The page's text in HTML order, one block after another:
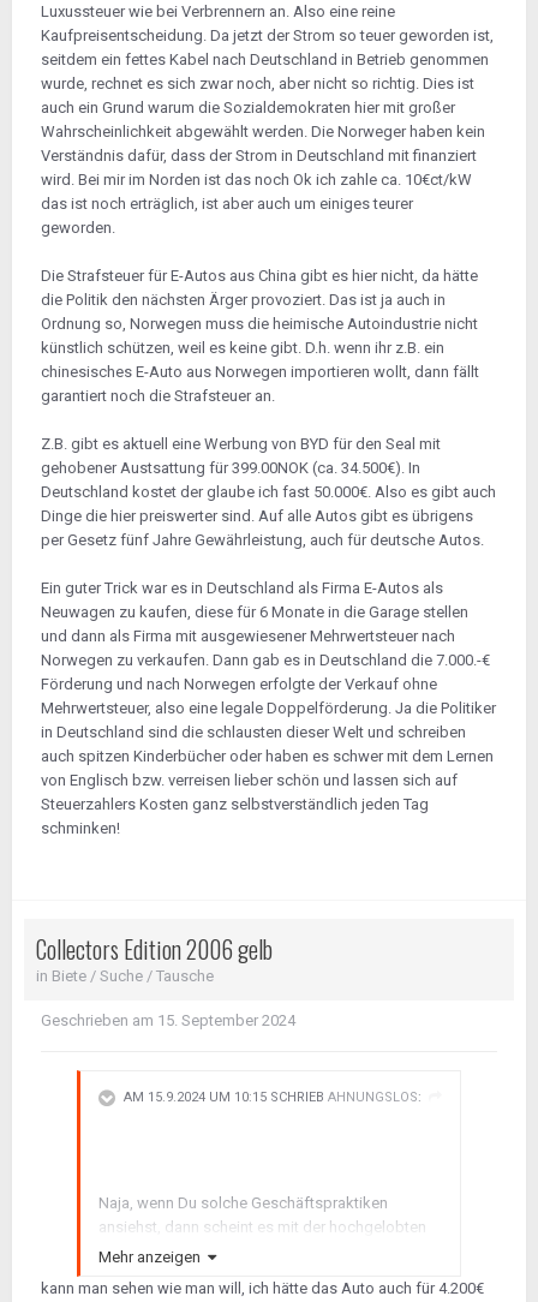
(Sonst würde ja das mutmaßlich beabsichtigte
"Verbrennerverbot" durch Einfuhr von
Gebrauchtwagen aus aller Welt umgangen
werden können.....Zustände dann wie in Kuba).
mit nachdenklichen freundlichen Grüßen verbleibt
hedwig
Luxussteuer wie bei Verbrennern an. Also eine reine
Kaufpreisentscheidung. Da jetzt der Strom so teuer geworden ist,
seitdem ein fettes Kabel nach Deutschland in Betrieb genommen
wurde, rechnet es sich zwar noch, aber nicht so richtig. Dies ist
auch ein Grund warum die Sozialdemokraten hier mit großer
Wahrscheinlichkeit abgewählt werden. Die Norweger haben kein
Verständnis dafür, dass der Strom in Deutschland mit finanziert
wird. Bei mir im Norden ist das noch Ok ich zahle ca. 10€ct/kW
das ist noch erträglich, ist aber auch um einiges teurer
geworden.
Die Strafsteuer für E-Autos aus China gibt es hier nicht, da hätte
die Politik den nächsten Ärger provoziert. Das ist ja auch in
Ordnung so, Norwegen muss die heimische Autoindustrie nicht
künstlich schützen, weil es keine gibt. D.h. wenn ihr z.B. ein
chinesisches E-Auto aus Norwegen importieren wollt, dann fällt
garantiert noch die Strafsteuer an.
Z.B. gibt es aktuell eine Werbung von BYD für den Seal mit
gehobener Austsattung für 399.00NOK (ca. 34.500€). In
Deutschland kostet der glaube ich fast 50.000€. Also es gibt auch
Dinge die hier preiswerter sind. Auf alle Autos gibt es übrigens
per Gesetz fünf Jahre Gewährleistung, auch für deutsche Autos.
Ein guter Trick war es in Deutschland als Firma E-Autos als
Neuwagen zu kaufen, diese für 6 Monate in die Garage stellen
und dann als Firma mit ausgewiesener Mehrwertsteuer nach
Norwegen zu verkaufen. Dann gab es in Deutschland die 7.000.-€
Förderung und nach Norwegen erfolgte der Verkauf ohne
Mehrwertsteuer, also eine legale Doppelförderung. Ja die Politiker
in Deutschland sind die schlausten dieser Welt und schreiben
auch spitzen Kinderbücher oder haben es schwer mit dem Lernen
von Englisch bzw. verreisen lieber schön und lassen sich auf
Steuerzahlers Kosten ganz selbstverständlich jeden Tag
schminken!
Collectors Edition 2006 gelb
in Biete / Suche / Tausche
Geschrieben am 15. September 2024
AM 15.9.2024 UM 10:15 SCHRIEB AHNUNGSLOS:
Naja, wenn Du solche Geschäftspraktiken
ansiehst, dann scheint es mit der hochgelobten
Seriosität und Verlässlichkeit in Norwegen aber
Mehr anzeigen
kann man sehen wie man will, ich hätte das Auto auch für 4.200€